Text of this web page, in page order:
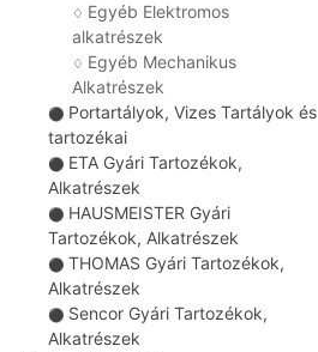
♢ Egyéb Elektromos
alkatrészek
♢ Egyéb Mechanikus
Alkatrészek
⚫ Portartályok, Vizes Tartályok és
tartozékai
⚫ ETA Gyári Tartozékok,
Alkatrészek
⚫ HAUSMEISTER Gyári
Tartozékok, Alkatrészek
⚫ THOMAS Gyári Tartozékok,
Alkatrészek
⚫ Sencor Gyári Tartozékok,
Alkatrészek